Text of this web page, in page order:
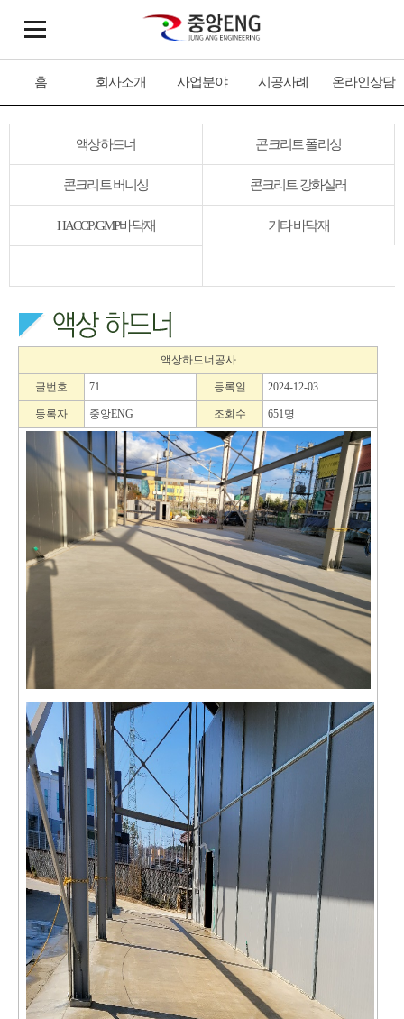
홈 회사소개 사업분야 시공사례 온라인상담
액상하드너 콘크리트 폴리싱
콘크리트 버니싱 콘크리트 강화실러
HACCP/GMP바닥재 기타 바닥재
액상하드너공사
글번호 71 등록일 2024-12-03
등록자 중앙ENG 조회수 651명